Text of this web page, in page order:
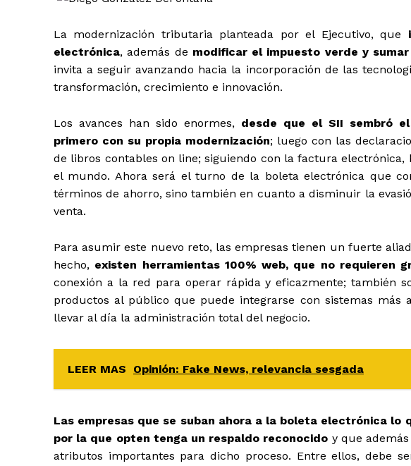
La modernización tributaria planteada por el Ejecutivo, que
electrónica, además de modificar el impuesto verde y
invita a seguir avanzando hacia la incorporación de las
transformación, crecimiento e innovación.
Los avances han sido enormes, desde que el SII sembró
primero con su propia modernización; luego con las
de libros contables on line; siguiendo con la factura
el mundo. Ahora será el turno de la boleta electrónica que
términos de ahorro, sino también en cuanto a disminuir la
venta.
Para asumir este nuevo reto, las empresas tienen un fuerte
hecho, existen herramientas 100% web, que no requieren
conexión a la red para operar rápida y eficazmente; también
productos al público que puede integrarse con sistemas más
llevar al día la administración total del negocio.
LEER MAS Opinión: Fake News, relevancia sesgada
Las empresas que se suban ahora a la boleta electrónica lo
por la que opten tenga un respaldo reconocido y que
atributos importantes para dicho proceso. Entre ellos, debe